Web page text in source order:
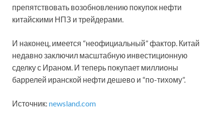
препятствовать возобновлению покупок нефти
китайскими НПЗ и трейдерами.
И наконец, имеется “неофициальный” фактор. Китай
недавно заключил масштабную инвестиционную
сделку с Ираном. И теперь покупает миллионы
баррелей иранской нефти дешево и “по-тихому”.
Источник: newsland.com